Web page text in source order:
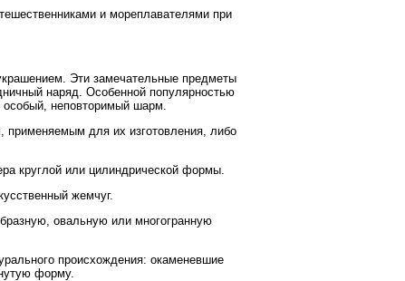
и мореплавателями при
Эти замечательные предметы
наряд. Особенной популярностью
особый, неповторимый шарм.
применяемым для их изготовления, либо
круглой или цилиндрической формы.
жемчуг.
овальную или многогранную
происхождения: окаменевшие
форму.